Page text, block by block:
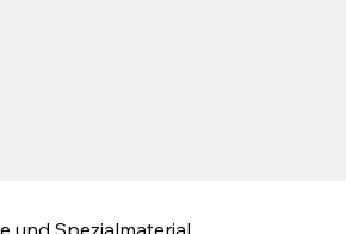
und Spezialmaterial